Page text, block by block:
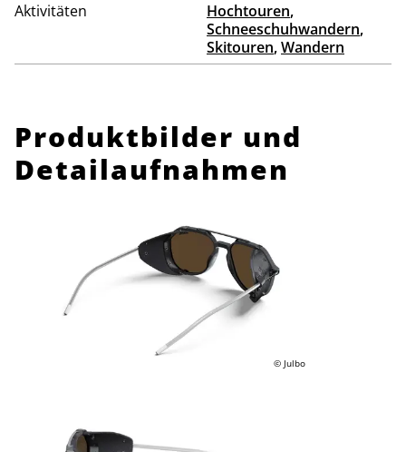
Aktivitäten Hochtouren,
Schneeschuhwandern,
Skitouren,Wandern
Produktbilder und
Detailaufnahmen
© Julbo